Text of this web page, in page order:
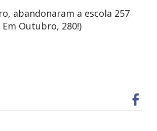
abandonaram a escola 257
Outubro, 280!)